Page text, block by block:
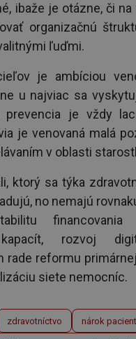
ibaže je otázne, či
organizačnú
ľuďmi.
je ambíciou
u najviac sa
prevencia je vždy
je venovaná malá
v oblasti
ktorý sa týka
no nemajú
financovania
kapacít, rozvoj
rade reformu
siete nemocníc.
zdravotníctvo nárok